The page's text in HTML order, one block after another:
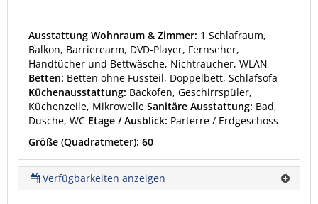
Ausstattung Wohnraum & Zimmer: 1 Schlafraum,
Balkon, Barrierearm, DVD-Player, Fernseher,
Handtücher und Bettwäsche, Nichtraucher, WLAN
Betten: Betten ohne Fussteil, Doppelbett, Schlafsofa
Küchenausstattung: Backofen, Geschirrspüler,
Küchenzeile, Mikrowelle Sanitäre Ausstattung: Bad,
Dusche, WC Etage / Ausblick: Parterre / Erdgeschoss
Größe (Quadratmeter): 60
Verfügbarkeiten anzeigen